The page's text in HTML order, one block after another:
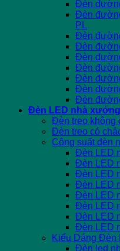
Đèn
Đèn
PL
Đèn
Đèn
Đèn
Đèn
Đèn
Đèn
Đèn
Đèn LED nhà xưởng
Đèn treo không
Đèn treo có
Công suất đèn
Đèn LED
Đèn LED
Đèn LED
Đèn LED
Đèn LED
Đèn LED
Đèn LED
Đèn LED
Kiểu Dáng Đèn
Đèn led